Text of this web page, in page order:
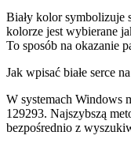
Biały kolor symbolizuje
kolorze jest wybierane
To sposób na okazanie
Jak wpisać białe serce
W systemach Windows
129293. Najszybszą
bezpośrednio z